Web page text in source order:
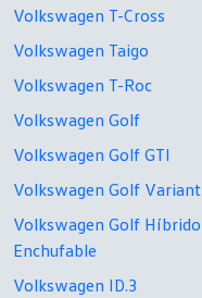
Volkswagen T-Cross
Volkswagen Taigo
Volkswagen T-Roc
Volkswagen Golf
Volkswagen Golf GTI
Volkswagen Golf Variant
Volkswagen Golf Híbrido
Enchufable
Volkswagen ID.3